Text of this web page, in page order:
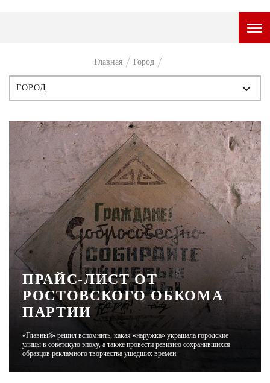
ГОРОДСКОЙ ПОРТАЛ
ПРЕМЬЕРА
ТАМ И ТУТ
СТИЛЬ ЖИЗНИ
ЧЕЛОВЕК ОСОБЕННЫЙ
КУЛЬТ ЕДЫ
АФИША
ЖУРНАЛ
Главная Город
ИСТОРИЯ
ПЕРСОНЫ
СТИЛЬ
ГОРОД
ЧТИВО
ПРАЙС-ЛИСТ ОТ
РОСТОВСКОГО ОБКОМА
ПАРТИИ
«Главный» решил вспомнить, какая «наружка» украшала городские
улицы в советскую эпоху, а также провести ревизию сохранившихся
образцов рекламного творчества ушедших времен.